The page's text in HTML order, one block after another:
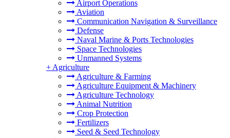
Airport Operations
Aviation
Communication Navigation & Surveillance
Defense
Naval Marine & Ports Technologies
Space Technologies
Unmanned Systems
+ Agriculture
Agriculture & Farming
Agriculture Equipment & Machinery
Agriculture Technology
Animal Nutrition
Crop Protection
Fertilizers
Seed & Seed Technology